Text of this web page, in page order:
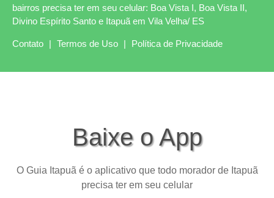
bairros precisa ter em seu celular: Boa Vista I, Boa Vista II,
Divino Espírito Santo e Itapuã em Vila Velha/ ES
Contato | Termos de Uso | Política de Privacidade
Baixe o App
O Guia Itapuã é o aplicativo que todo morador de Itapuã
precisa ter em seu celular